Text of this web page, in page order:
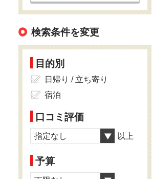
検索条件を変更
目的別
日帰り / 立ち寄り
宿泊
口コミ評価
指定なし 以上
予算